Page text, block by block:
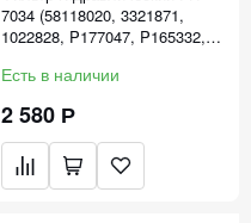
7034 (58118020, 3321871,
1022828, P177047, P165332,
Есть в наличии
2 580 Р